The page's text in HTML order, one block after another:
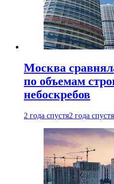
Москва
по объемам
небоскребов
2 года спустя2 года спустя